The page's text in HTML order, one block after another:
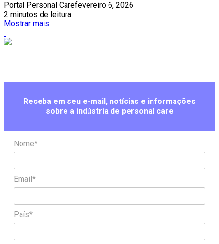
Portal Personal Carefevereiro 6, 2026
2 minutos de leitura
Mostrar mais
Receba em seu e-mail, notícias e informações
sobre a indústria de personal care
Nome*
Email*
País*